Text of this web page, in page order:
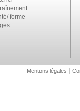
forme
Mentions légales